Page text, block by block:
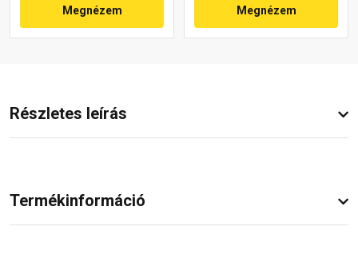
Megnézem Megnézem
Részletes leírás
Termékinformáció